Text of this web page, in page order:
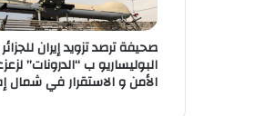
صحيفة ترصد تزويد إيران
البوليساريو ب “الدرونات”
الأمن و الاستقرار في شمال